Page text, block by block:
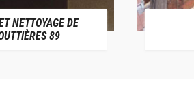
NETTOYAGE DE
89